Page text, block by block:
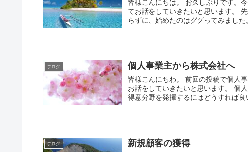
皆様こんにちは。 お久しぶりです。
てお話をしていきたいと思います。
らずに、始めたのはググってみました
ブログ 個人事業主から株式会社へ
皆様こんにちわ。 前回の投稿で個人
お話をしていきたいと思います。 個
得意分野を発揮するにはどうすれば良
ブログ 新規顧客の獲得